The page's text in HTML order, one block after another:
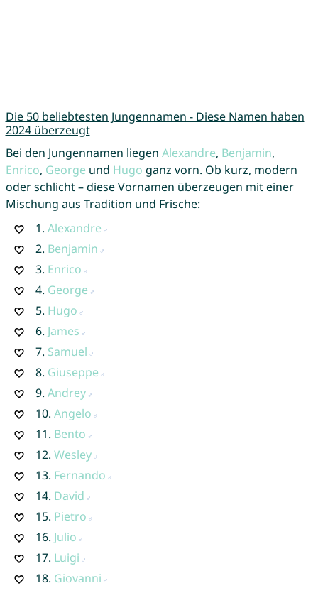
Die 50 beliebtesten Jungennamen - Diese Namen haben
2024 überzeugt
Bei den Jungennamen liegen Alexandre, Benjamin,
Enrico, George und Hugo ganz vorn. Ob kurz, modern
oder schlicht – diese Vornamen überzeugen mit einer
Mischung aus Tradition und Frische:
1. Alexandre
2. Benjamin
3. Enrico
4. George
5. Hugo
6. James
7. Samuel
8. Giuseppe
9. Andrey
10. Angelo
11. Bento
12. Wesley
13. Fernando
14. David
15. Pietro
16. Julio
17. Luigi
18. Giovanni